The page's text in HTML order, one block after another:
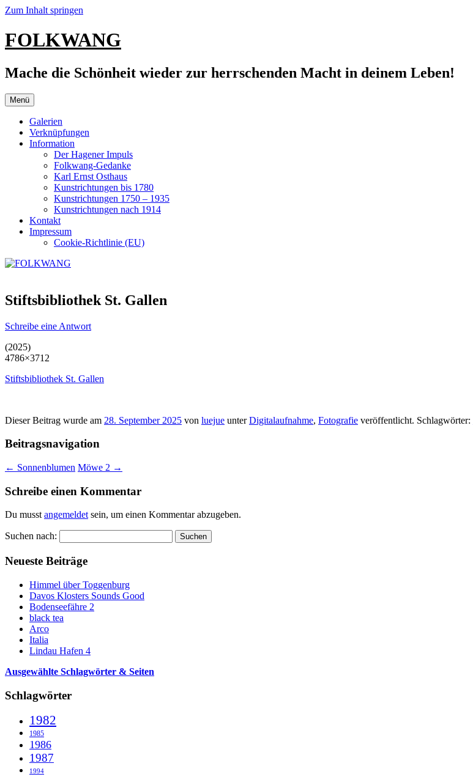
Zum Inhalt springen
FOLKWANG
Mache die Schönheit wieder zur herrschenden Macht in deinem Leben!
Menü
Galerien
Verknüpfungen
Information
Der Hagener Impuls
Folkwang-Gedanke
Karl Ernst Osthaus
Kunstrichtungen bis 1780
Kunstrichtungen 1750 – 1935
Kunstrichtungen nach 1914
Kontakt
Impressum
Cookie-Richtlinie (EU)
Stiftsbibliothek St. Gallen
Schreibe eine Antwort
(2025)
4786×3712
Stiftsbibliothek St. Gallen
Dieser Beitrag wurde am 28. September 2025 von luejue unterDigitalaufnahme, Fotografie veröffentlicht. Schlagwörter:
Beitragsnavigation
← Sonnenblumen Möwe 2 →
Schreibe einen Kommentar
Du musstangemeldetsein, um einen Kommentar abzugeben.
Suchen nach:
Neueste Beiträge
Himmel über Toggenburg
Davos Klosters Sounds Good
Bodenseefähre 2
black tea
Arco
Italia
Lindau Hafen 4
Ausgewählte Schlagwörter & Seiten
Schlagwörter
1982
1985
1986
1987
1994